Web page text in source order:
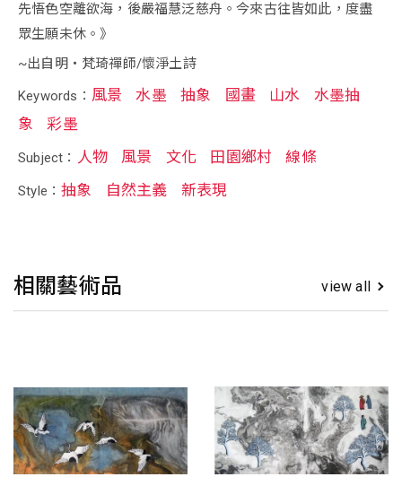
先悟色空離欲海，後嚴福慧泛慈舟。今來古往皆如此，度盡
眾生願未休。》
~出自明‧梵琦禪師/懷淨土詩
Keywords： 風景 水墨 抽象 國畫 山水
水墨抽
象
彩墨
Subject： 人物 風景 文化 田園鄉村 線條
Style：抽象 自然主義 新表現
相關藝術品 view all